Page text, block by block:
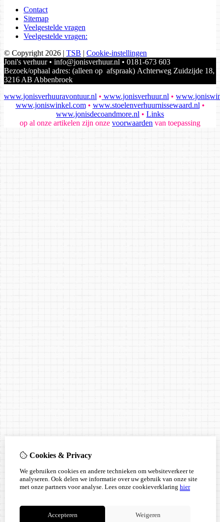
Contact
Sitemap
Veelgestelde vragen
Veelgestelde vragen:
© Copyright 2026 | TSB | Cookie-instellingen
Joni's verhuur • info@jonisverhuur.nl • 0181-673 603
Bezoek/ophaal adres: (alleen op afspraak) Achterweg Zuidzijde 18,
3216 AB Abbenbroek
www.jonisverhuuravontuur.nl • www.jonisverhuur.nl •
www.joniswinkel.com• www.stoelenverhuurnissewaard.nl •
www.jonisdecoandmore.nl • Links
op al onze artikelen zijn onze voorwaarden van toepassing
Cookies & Privacy
We gebruiken cookies en andere technieken om websiteverkeer te
analyseren. Ook delen we informatie over uw gebruik van onze site
met onze partners voor analyse. Lees onze cookieverklaring hier
Accepteren Weigeren